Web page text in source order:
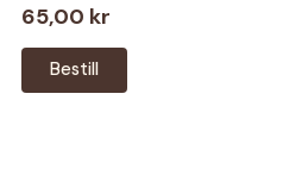
65,00 kr
Bestill